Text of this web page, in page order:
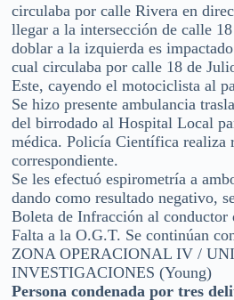
circulaba por calle Rivera en
llegar a la intersección de calle
doblar a la izquierda es
cual circulaba por calle 18 de
Este, cayendo el motociclista al
Se hizo presente ambulancia
del birrodado al Hospital Local
médica. Policía Científica realiza
correspondiente.
Se les efectuó espirometría a
dando como resultado negativo,
Boleta de Infracción al conductor
Falta a la O.G.T. Se continúan
ZONA OPERACIONAL IV /
INVESTIGACIONES (Young)
Persona condenada por tres